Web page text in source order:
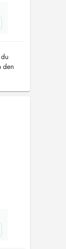
den